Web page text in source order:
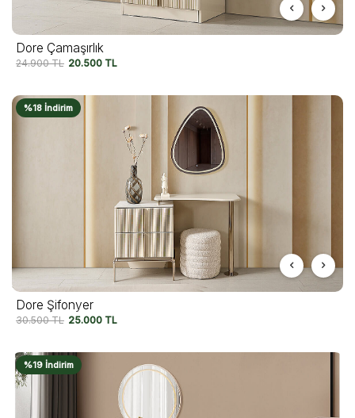
Dore Çamaşırlık
24.900TL 20.500 TL
%18 İndirim
Dore Şifonyer
30.500TL 25.000 TL
%19 İndirim